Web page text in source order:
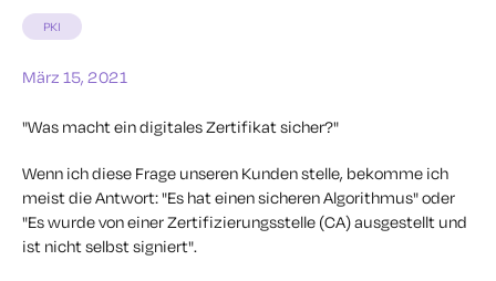
PKI
März 15, 2021
"Was macht ein digitales Zertifikat sicher?"
Wenn ich diese Frage unseren Kunden stelle, bekomme ich
meist die Antwort: "Es hat einen sicheren Algorithmus" oder
"Es wurde von einer Zertifizierungsstelle (CA) ausgestellt und
ist nicht selbst signiert".